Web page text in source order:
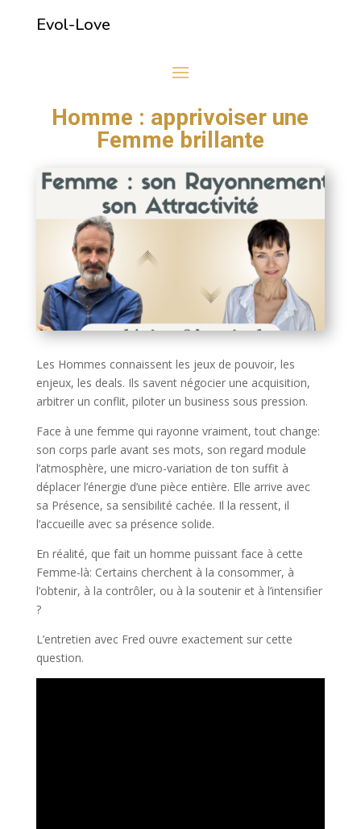
Evol-Love
Homme : apprivoiser une
Femme brillante
Les Hommes connaissent les jeux de pouvoir, les
enjeux, les deals. Ils savent négocier une acquisition,
arbitrer un conflit, piloter un business sous pression.
Face à une femme qui rayonne vraiment, tout change:
son corps parle avant ses mots, son regard module
l’atmosphère, une micro-variation de ton suffit à
déplacer l’énergie d’une pièce entière. Elle arrive avec
sa Présence, sa sensibilité cachée. Il la ressent, il
l’accueille avec sa présence solide.
En réalité, que fait un homme puissant face à cette
Femme-là: Certains cherchent à la consommer, à
l’obtenir, à la contrôler, ou à la soutenir et à l’intensifier
?
L’entretien avec Fred ouvre exactement sur cette
question.